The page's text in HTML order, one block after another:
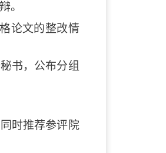
。
论文的整改情
书，公布分组
时推荐参评院